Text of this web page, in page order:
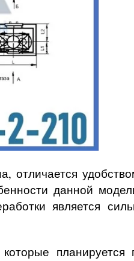
отличается
данной
является